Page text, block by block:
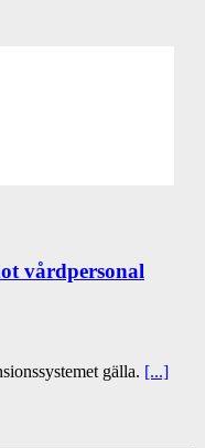
vårdpersonal
gälla. [...]